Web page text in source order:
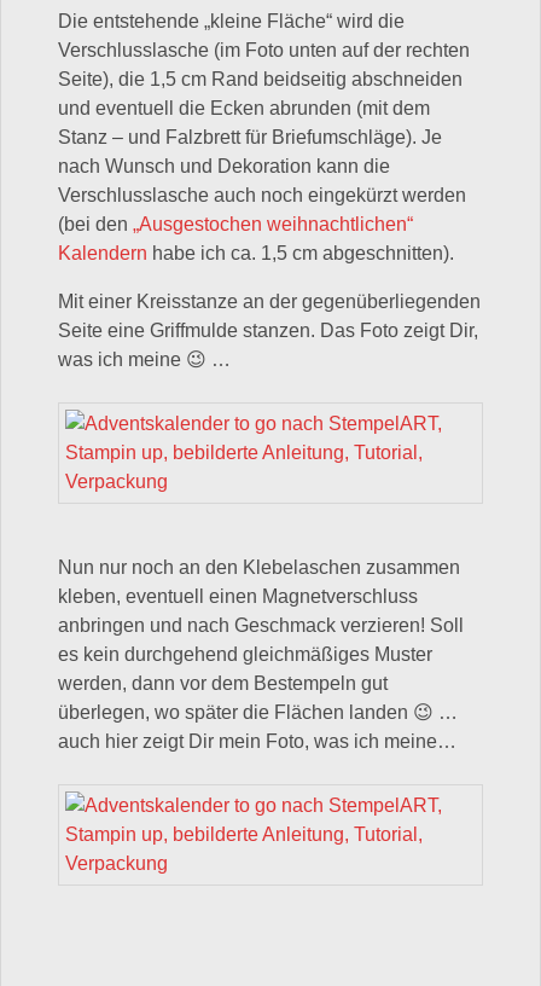
Die entstehende „kleine Fläche“ wird die
Verschlusslasche (im Foto unten auf der rechten
Seite), die 1,5 cm Rand beidseitig abschneiden
und eventuell die Ecken abrunden (mit dem
Stanz – und Falzbrett für Briefumschläge). Je
nach Wunsch und Dekoration kann die
Verschlusslasche auch noch eingekürzt werden
(bei den „Ausgestochen weihnachtlichen“
Kalendern habe ich ca. 1,5 cm abgeschnitten).
Mit einer Kreisstanze an der gegenüberliegenden
Seite eine Griffmulde stanzen. Das Foto zeigt Dir,
was ich meine 😉 …
Nun nur noch an den Klebelaschen zusammen
kleben, eventuell einen Magnetverschluss
anbringen und nach Geschmack verzieren! Soll
es kein durchgehend gleichmäßiges Muster
werden, dann vor dem Bestempeln gut
überlegen, wo später die Flächen landen 😉 …
auch hier zeigt Dir mein Foto, was ich meine…